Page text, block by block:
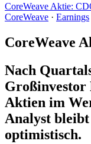
CoreWeave Aktie:
CoreWeave · Earnings
CoreWeave
Nach
Großinvestor
Aktien im
Analyst
optimistisch.